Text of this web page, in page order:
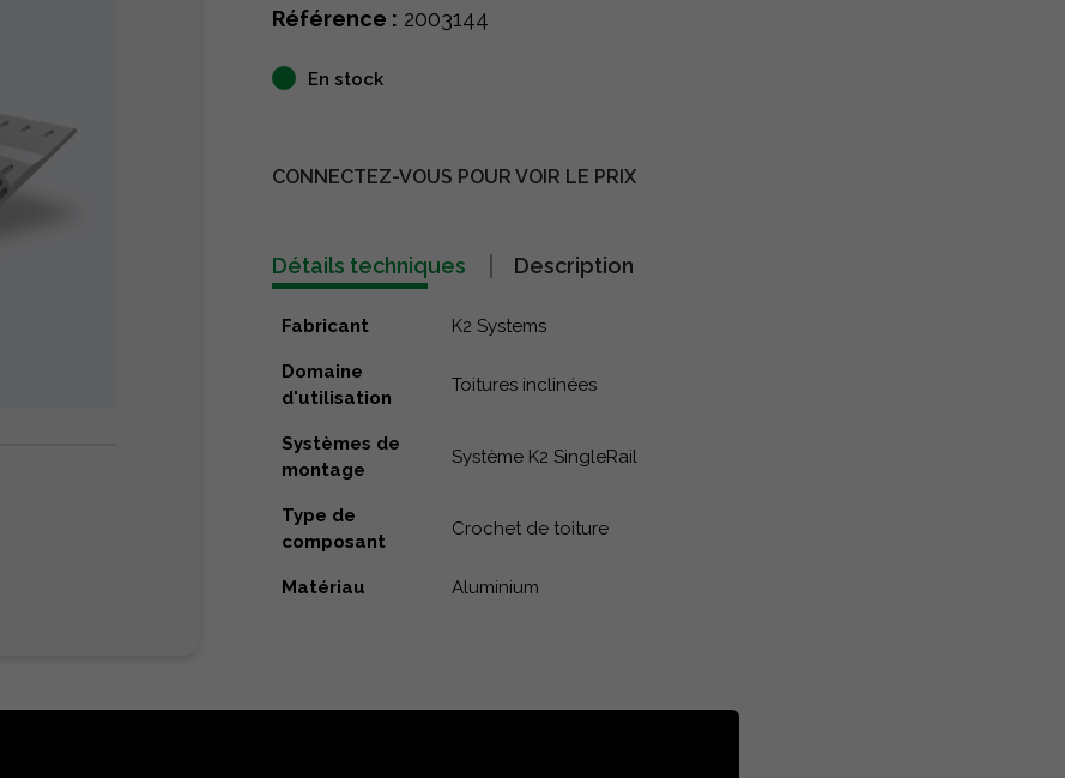
Référence : 2003144
En stock
CONNECTEZ-VOUS POUR VOIR LE PRIX
Détails techniques Description
Fabricant K2 Systems
Domaine
d'utilisation
Toitures inclinées
Systèmes de
montage
Système K2 SingleRail
Type de
composant
Crochet de toiture
Matériau Aluminium